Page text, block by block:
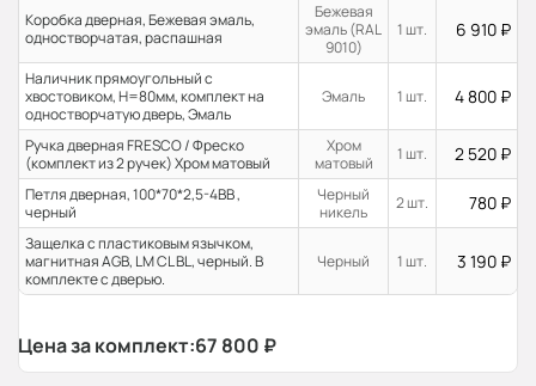
Коробка дверная, Бежевая эмаль,
одностворчатая, распашная
Бежевая
эмаль (RAL
9010)
1 шт. 6 910 ₽
Наличник прямоугольный с
хвостовиком, H=80мм, комплект на
одностворчатую дверь, Эмаль
Эмаль 1 шт. 4 800 ₽
Ручка дверная FRESCO / Фреско
(комплект из 2 ручек) Хром матовый
Хром
матовый
1 шт. 2 520 ₽
Петля дверная, 100*70*2,5-4ВВ ,
черный
Черный
никель
2 шт. 780 ₽
Защелка с пластиковым язычком,
магнитная AGB, LM CL BL, черный. В
комплекте с дверью.
Черный 1 шт. 3 190 ₽
Цена за комплект:67 800 ₽